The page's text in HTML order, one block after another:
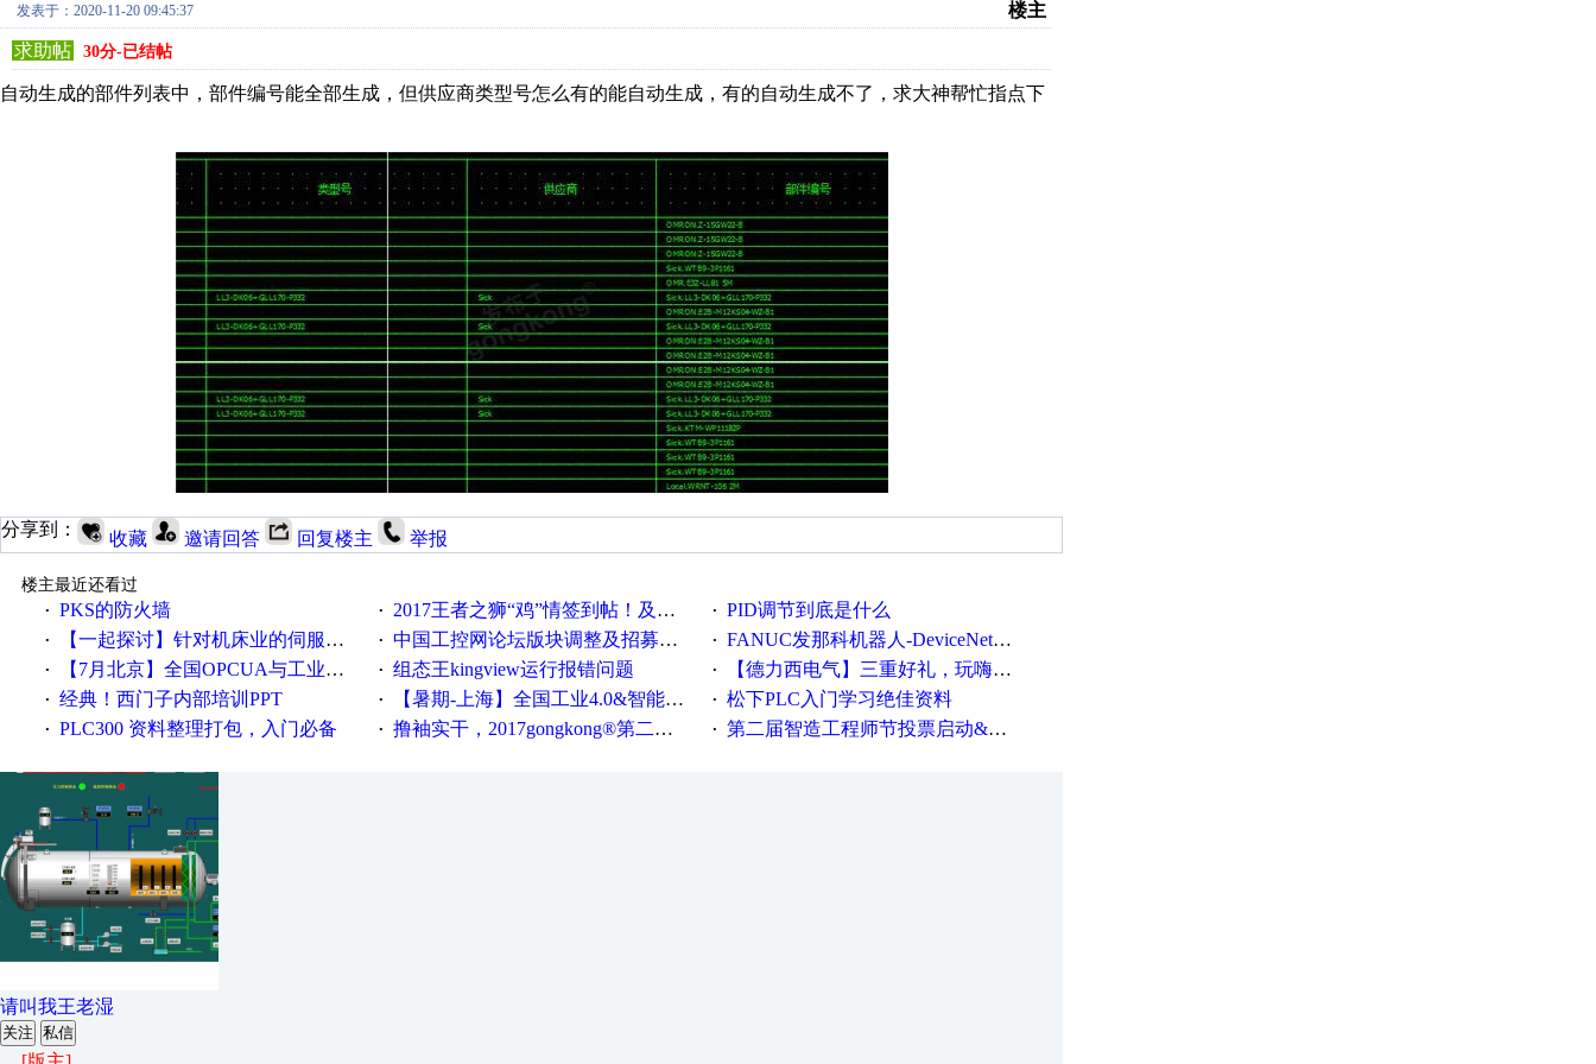
发表于：2020-11-20 09:45:37
楼主
求助帖
30分-已结帖
自动生成的部件列表中，部件编号能全部生成，但供应商类型号怎么有的能自动生成，有的自动生成不了，求大神帮忙指点下
分享到： 收藏 邀请回答 回复楼主 举报
楼主最近还看过
· PKS的防火墙 · 2017王者之狮“鸡”情签到帖！及时更新在线研讨会预告 · PID调节到底是什么
· 【一起探讨】针对机床业的伺服系统发展，您的期望是什么？ · 中国工控网论坛版块调整及招募版主公告 · FANUC发那科机器人-DeviceNet通信使用手册(中文)
· 【7月北京】全国OPCUA与工业互联技术培训班通知！ · 组态王kingview运行报错问题 · 【德力西电气】三重好礼，玩嗨夏日！
· 经典！西门子内部培训PPT · 【暑期-上海】全国工业4.0&智能制造高级培训班通知！ · 松下PLC入门学习绝佳资料
· PLC300 资料整理打包，入门必备 · 撸袖实干，2017gongkong®第二届智造工程师节正式起航！ · 第二届智造工程师节投票启动&周周有礼！
请叫我王老湿
关注 私信